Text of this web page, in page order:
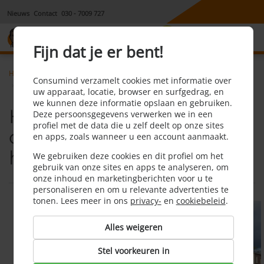
Nieuws Contact 030 - 7009 727
Home
Hypotheekrenteaftrek: ook inperken voor huidige huizenbezitters
Hypotheekrenteaftrek:
ook inperken voor
huidige huizenbezitters
Fijn dat je er bent!
Consumind verzamelt cookies met informatie over
uw apparaat, locatie, browser en surfgedrag, en
we kunnen deze informatie opslaan en gebruiken.
Deze persoonsgegevens verwerken we in een
profiel met de data die u zelf deelt op onze sites
en apps, zoals wanneer u een account aanmaakt.
We gebruiken deze cookies en dit profiel om het
gebruik van onze sites en apps te analyseren, om
onze inhoud en marketingberichten voor u te
personaliseren en om u relevante advertenties te
tonen. Lees meer in ons privacy- en cookiebeleid.
Alles weigeren
Stel voorkeuren in